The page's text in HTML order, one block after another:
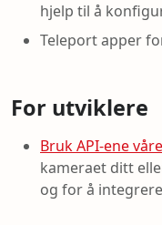
hjelp til å
Teleport apper
For utviklere
Bruk API-ene våre
kameraet ditt
og for å